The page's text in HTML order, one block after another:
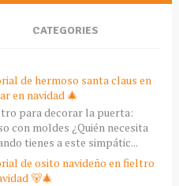
CATEGORIES
de hermoso santa claus en
en navidad 🎄
para decorar la puerta:
con moldes ¿Quién necesita
tienes a este simpátic...
de osito navideño en fieltro
🐻🎄